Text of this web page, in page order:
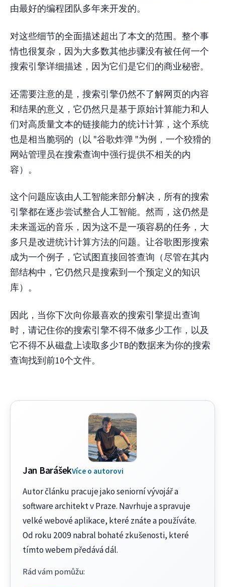
由最好的编程团队多年来开发的。
对这些细节的全面描述超出了本文的范围。整个事
情也很复杂，因为大多数其他步骤没有被任何一个
搜索引擎详细描述，因为它们是它们的商业秘密。
还需要注意的是，搜索引擎仍然不了解网页的内容
和结果的意义，它仍然只是基于原始计算能力和人
们对高质量文本的链接能力的统计计算，这个系统
也是相当脆弱的（以 "谷歌炸弹 "为例，一个狡猾的
网站管理员在搜索查询中强行提供不相关的内
容）。
这个问题应该由人工智能来部分解决，所有的搜索
引擎都在逐步尝试整合人工智能。然而，这仍然是
未来遥远的音乐，因为这不是一项容易的任务，大
多只是改进统计计算方法的问题。让谷歌图形搜索
成为一个例子，它试图直接回答查询（尽管在其内
部结构中，它仍然只是搜索到一个预定义的知识
库）。
因此，当你下次向你最喜欢的搜索引擎提出查询
时，请记住你的搜索引擎不得不做多少工作，以及
它不得不从磁盘上读取多少TB的数据来为你的搜索
查询找到前10个文件。
Jan BarášekVíce o autorovi
Autor článku pracuje jako seniorní vývojář a
software architekt v Praze. Navrhuje a spravuje
velké webové aplikace, které znáte a používáte.
Od roku 2009 nabral bohaté zkušenosti, které
tímto webem předává dál.
Rád vám pomůžu: